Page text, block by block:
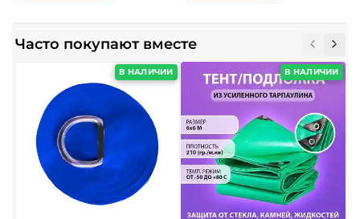
Часто покупают вместе
В НАЛИЧИИ В НАЛИЧИИ